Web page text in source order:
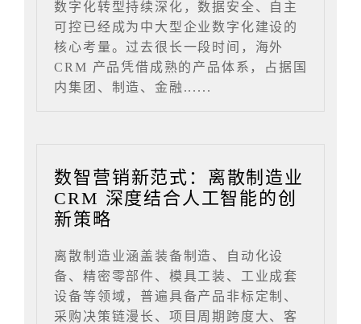
数字化转型持续深化，数据安全、自主
可控已经成为中大型企业数字化建设的
核心考量。过去很长一段时间，海外
CRM 产品凭借成熟的产品体系，占据国
内集团、制造、金融......
数智营销新范式：离散制造业
CRM 深度结合人工智能的创
新策略
离散制造业涵盖装备制造、自动化设
备、精密零部件、模具工装、工业成套
设备等领域，普遍具备产品非标定制、
采购决策链漫长、项目周期跨度大、客